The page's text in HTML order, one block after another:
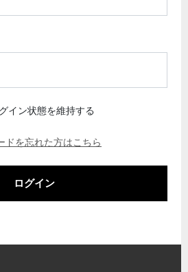
イン状態を維持する
ドを忘れた方はこちら
ログイン